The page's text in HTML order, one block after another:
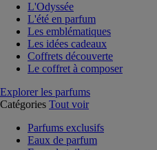
L'Odyssée
L'été en parfum
Les emblématiques
Les idées cadeaux
Coffrets découverte
Le coffret à composer
Explorer les parfums
Catégories Tout voir
Parfums exclusifs
Eaux de parfum